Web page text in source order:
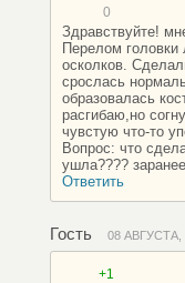
0
Здравствуйте!
Перелом головки
осколков.
срослась
образовалась
расгибаю,но
чувстую что-то
Вопрос: что
ушла????
Ответить
Гость 08 АВГУСТА,
+1